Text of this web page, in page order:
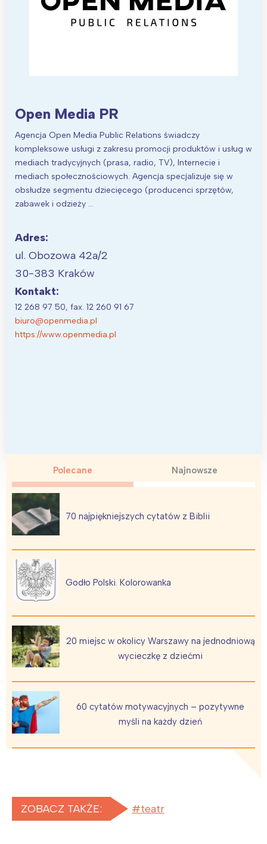
Open Media PR
Agencja Open Media Public Relations świadczy
kompleksowe usługi z zakresu promocji produktów i usług w
mediach tradycyjnych (prasa, radio, TV), Internecie i
mediach społecznościowych. Agencja specjalizuje się w
obsłudze segmentu dziecięcego (producenci sprzętów,
zabawek i odzieży …
Adres:
ul. Obozowa 42a/2
30-383 Kraków
Kontakt:
12 268 97 50, fax. 12 260 91 67
biuro@openmedia.pl
https://www.openmedia.pl
Polecane Najnowsze
70 najpiękniejszych cytatów z Biblii
Godło Polski. Kolorowanka
20 miejsc w okolicy Warszawy na jednodniową
wycieczkę z dziećmi
60 cytatów motywacyjnych – pozytywne
myśli na każdy dzień
ZOBACZ TAKŻE: teatr